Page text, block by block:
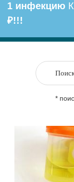
1 инфекцию
₽!!!
*